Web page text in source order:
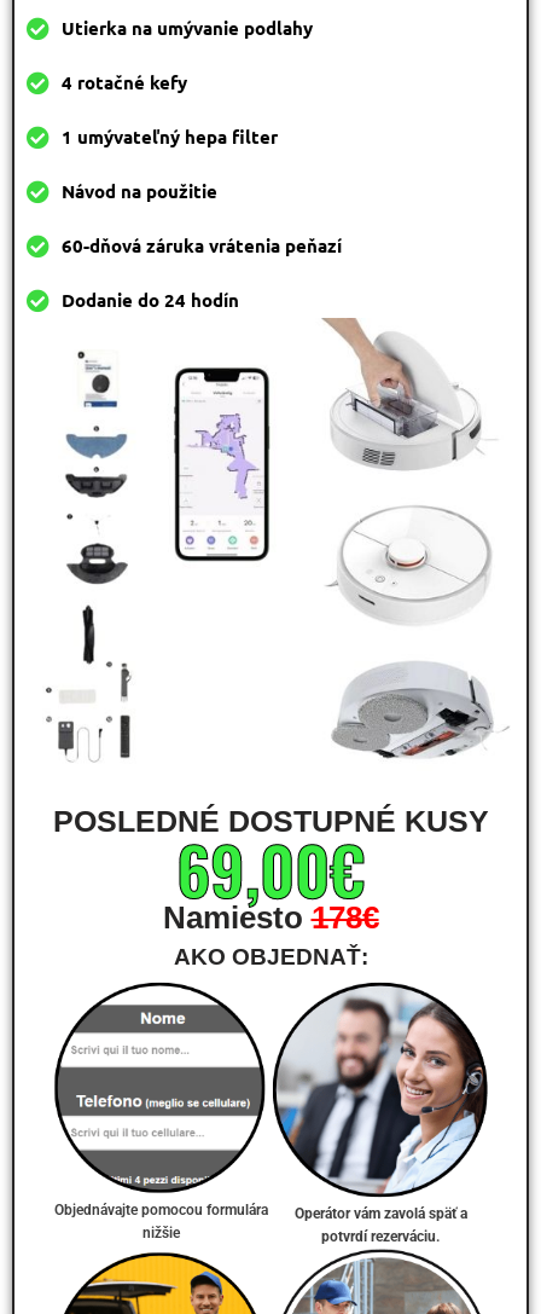
Utierka na umývanie podlahy
4 rotačné kefy
1 umývateľný hepa filter
Návod na použitie
60-dňová záruka vrátenia peňazí
Dodanie do 24 hodín
POSLEDNÉ DOSTUPNÉ KUSY
69,00€
Namiesto178€
AKO OBJEDNAŤ:
Objednávajte pomocou formulára
nižšie
Operátor vám zavolá späť a
potvrdí rezerváciu.